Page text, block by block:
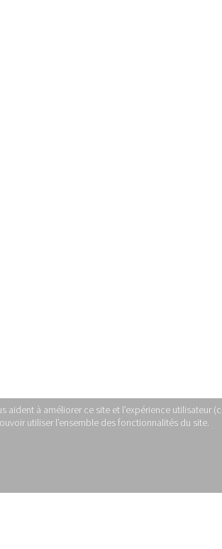
à améliorer ce site et l’expérience utilisateur
utiliser l’ensemble des fonctionnalités du site.